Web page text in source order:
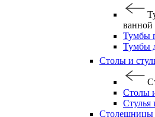
ванной
Тумбы
Тумбы
Столы и
Столы
Стулья
Столешницы